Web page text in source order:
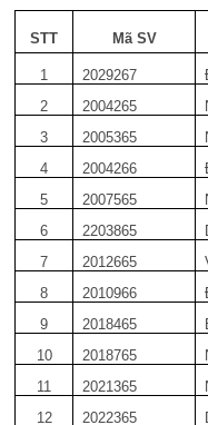
STT Mã SV
1 2029267
2
2004265
3
2005365
4
2004266
5
2007565
6
2203865
7
2012665
8
2010966
9
2018465
10
2018765
11
2021365
12
2022365